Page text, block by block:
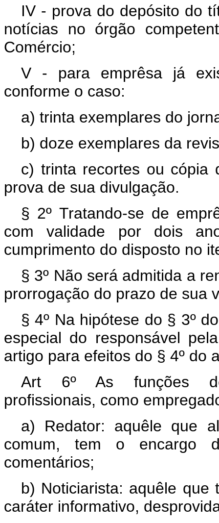
IV - prova do depósito do
notícias no órgão
Comércio;
V - para emprêsa já
conforme o caso:
a) trinta exemplares do
b) doze exemplares da
c) trinta recortes ou cópia
prova de sua divulgação.
§ 2º Tratando-se de
com validade por dois
cumprimento do disposto no
§ 3º Não será admitida a
prorrogação do prazo de sua
§ 4º Na hipótese do § 3º
especial do responsável
artigo para efeitos do § 4º do
Art 6º As funções
profissionais, como
a) Redator: aquêle que
comum, tem o encargo
comentários;
b) Noticiarista: aquêle
caráter informativo,